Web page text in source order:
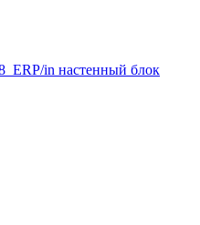
in настенный блок